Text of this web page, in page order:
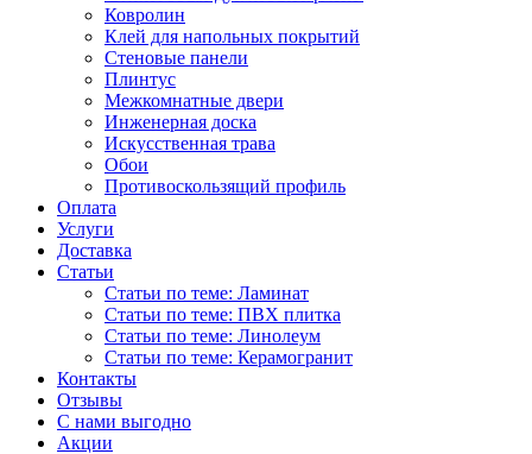
Ковролин
Клей для напольных покрытий
Стеновые панели
Плинтус
Межкомнатные двери
Инженерная доска
Искусственная трава
Обои
Противоскользящий профиль
Оплата
Услуги
Доставка
Статьи
Статьи по теме: Ламинат
Статьи по теме: ПВХ плитка
Статьи по теме: Линолеум
Статьи по теме: Керамогранит
Контакты
Отзывы
С нами выгодно
Акции